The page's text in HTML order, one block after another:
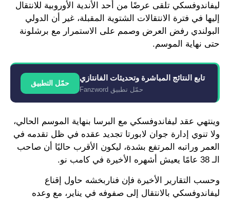
ليفاندوفسكي تلقى عرضًا من أحد الأندية الأوروبية للانتقال
إليها في فترة الانتقالات الشتوية المقبلة، غير أن الدولي
البولندي رفض العرض وصمم على الاستمرار مع برشلونة
حتى نهاية الموسم.
تابع النتائج المباشرة وتحديثات الفانتازي
حمّل تطبيق Fanzword
حمّل التطبيق
وينتهي عقد ليفاندوفسكي مع البرسا بنهاية الموسم الحالي،
ولا تنوي إدارة جوان لابورتا تجديد عقده في ظل تقدمه في
العمر وراتبه المرتفع بشدة، ليكون الأقرب حاليًا أن صاحب
الـ 38 عامًا يعيش أشهره الأخيرة في كامب نو.
وحسب التقارير الأخيرة فإن فناربخشه حاول إقناع
ليفاندوفسكي بالانتقال إلى صفوفه في يناير، مع وعده